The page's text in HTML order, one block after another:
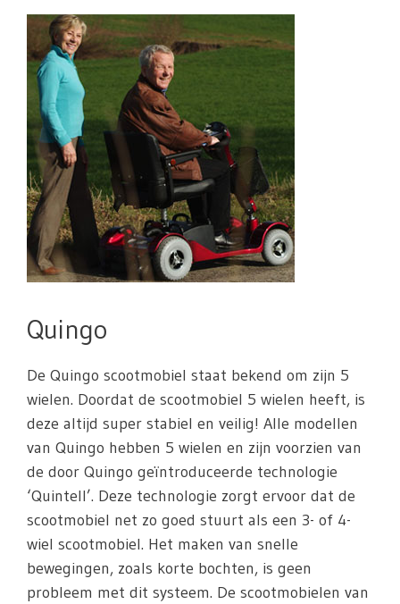
Quingo
De Quingo scootmobiel staat bekend om zijn 5
wielen. Doordat de scootmobiel 5 wielen heeft, is
deze altijd super stabiel en veilig! Alle modellen
van Quingo hebben 5 wielen en zijn voorzien van
de door Quingo geïntroduceerde technologie
‘Quintell’. Deze technologie zorgt ervoor dat de
scootmobiel net zo goed stuurt als een 3- of 4-
wiel scootmobiel. Het maken van snelle
bewegingen, zoals korte bochten, is geen
probleem met dit systeem. De scootmobielen van